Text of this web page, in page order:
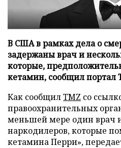
В США в рамках дела о
задержаны врач и
которые,
кетамин, сообщил портал
Как сообщилTMZ со
правоохранительных
меньшей мере один врач
наркодилеров, которые
кетамина Перри»,